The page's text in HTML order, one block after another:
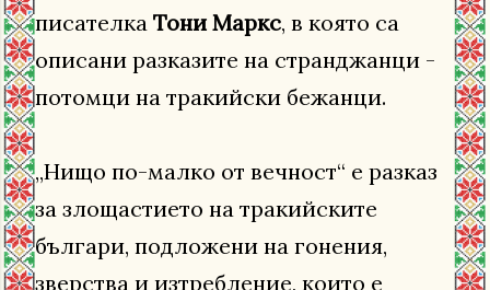
писателка Тони Маркс, в която са
описани разказите на странджанци -
потомци на тракийски бежанци.
„Нищо по-малко от вечност“ е разказ
за злощастието на тракийските
българи, подложени на гонения,
зверства и изтребление, които е